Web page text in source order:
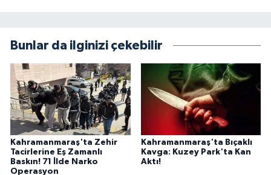
Bunlar da ilginizi çekebilir
Kahramanmaraş'ta Zehir
Tacirlerine Eş Zamanlı
Baskın! 71 İlde Narko
Operasyon
Kahramanmaraş'ta Bıçaklı
Kavga: Kuzey Park'ta Kan
Aktı!
BİLİM VE TEKNOLOJİ
YARIŞMALAR
TANITIM
HABERDE İNSAN